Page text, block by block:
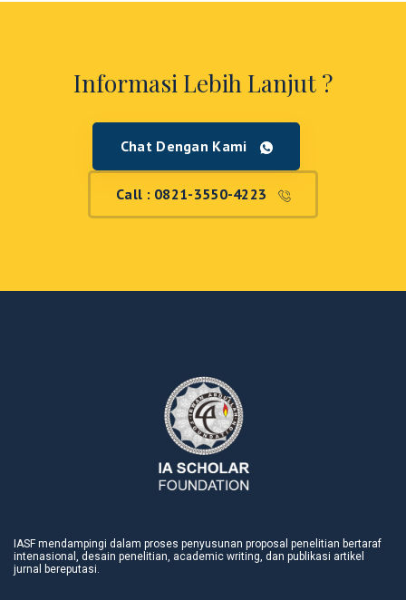
Informasi Lebih Lanjut ?
Chat Dengan Kami
Call : 0821-3550-4223
IASF mendampingi dalam proses penyusunan proposal penelitian bertaraf
intenasional, desain penelitian, academic writing, dan publikasi artikel
jurnal bereputasi.